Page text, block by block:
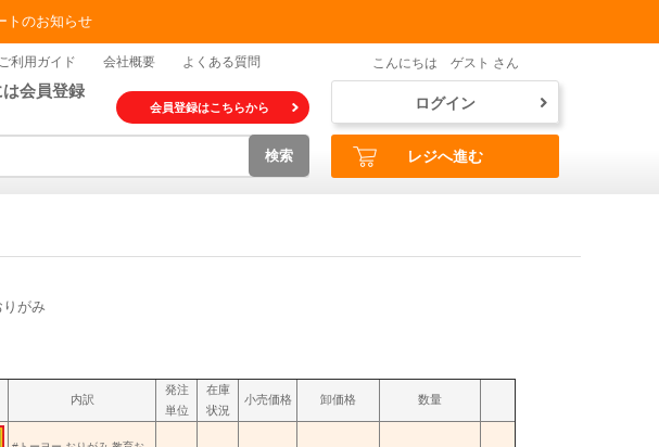
トのお知らせ
ご利用ガイド 会社概要 よくある質問
会員登録
会員登録はこちらから
検索
こんにちは ゲスト さん
ログイン
レジへ進む
りがみ
内訳
発注
単位
在庫
状況
小売価格 卸価格 数量